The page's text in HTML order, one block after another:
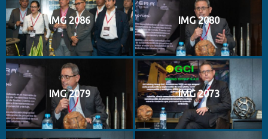
IMG 2086 IMG 2080
IMG 2079 IMG 2073